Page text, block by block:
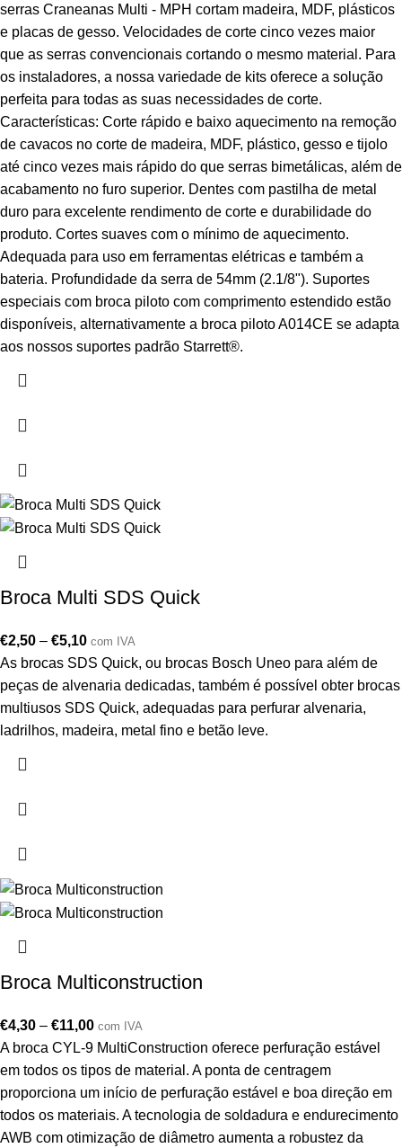
serras Craneanas Multi - MPH cortam madeira, MDF, plásticos
e placas de gesso. Velocidades de corte cinco vezes maior
que as serras convencionais cortando o mesmo material. Para
os instaladores, a nossa variedade de kits oferece a solução
perfeita para todas as suas necessidades de corte.
Características: Corte rápido e baixo aquecimento na remoção
de cavacos no corte de madeira, MDF, plástico, gesso e tijolo
até cinco vezes mais rápido do que serras bimetálicas, além de
acabamento no furo superior. Dentes com pastilha de metal
duro para excelente rendimento de corte e durabilidade do
produto. Cortes suaves com o mínimo de aquecimento.
Adequada para uso em ferramentas elétricas e também a
bateria. Profundidade da serra de 54mm (2.1/8"). Suportes
especiais com broca piloto com comprimento estendido estão
disponíveis, alternativamente a broca piloto A014CE se adapta
aos nossos suportes padrão Starrett®.
Broca Multi SDS Quick
€2,50 – €5,10 com IVA
As brocas SDS Quick, ou brocas Bosch Uneo para além de
peças de alvenaria dedicadas, também é possível obter brocas
multiusos SDS Quick, adequadas para perfurar alvenaria,
ladrilhos, madeira, metal fino e betão leve.
Broca Multiconstruction
€4,30 – €11,00 com IVA
A broca CYL-9 MultiConstruction oferece perfuração estável
em todos os tipos de material. A ponta de centragem
proporciona um início de perfuração estável e boa direção em
todos os materiais. A tecnologia de soldadura e endurecimento
AWB com otimização de diâmetro aumenta a robustez da